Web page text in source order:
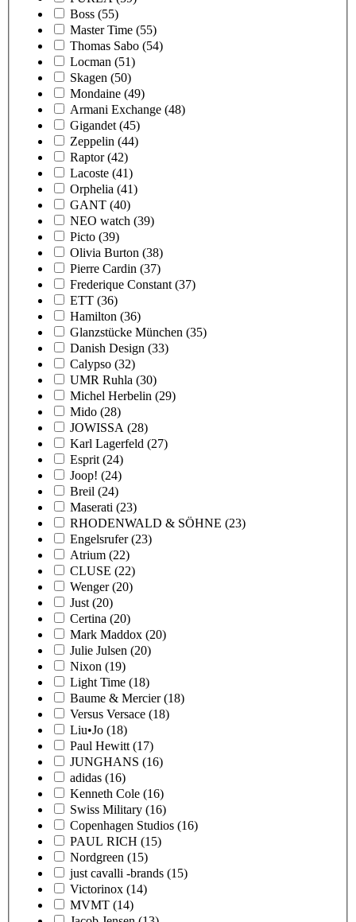
Boss (55)
Master Time (55)
Thomas Sabo (54)
Locman (51)
Skagen (50)
Mondaine (49)
Armani Exchange (48)
Gigandet (45)
Zeppelin (44)
Raptor (42)
Lacoste (41)
Orphelia (41)
GANT (40)
NEO watch (39)
Picto (39)
Olivia Burton (38)
Pierre Cardin (37)
Frederique Constant (37)
ETT (36)
Hamilton (36)
Glanzstücke München (35)
Danish Design (33)
Calypso (32)
UMR Ruhla (30)
Michel Herbelin (29)
Mido (28)
JOWISSA (28)
Karl Lagerfeld (27)
Esprit (24)
Joop! (24)
Breil (24)
Maserati (23)
RHODENWALD & SÖHNE (23)
Engelsrufer (23)
Atrium (22)
CLUSE (22)
Wenger (20)
Just (20)
Certina (20)
Mark Maddox (20)
Julie Julsen (20)
Nixon (19)
Light Time (18)
Baume & Mercier (18)
Versus Versace (18)
Liu•Jo (18)
Paul Hewitt (17)
JUNGHANS (16)
adidas (16)
Kenneth Cole (16)
Swiss Military (16)
Copenhagen Studios (16)
PAUL RICH (15)
Nordgreen (15)
just cavalli -brands (15)
Victorinox (14)
MVMT (14)